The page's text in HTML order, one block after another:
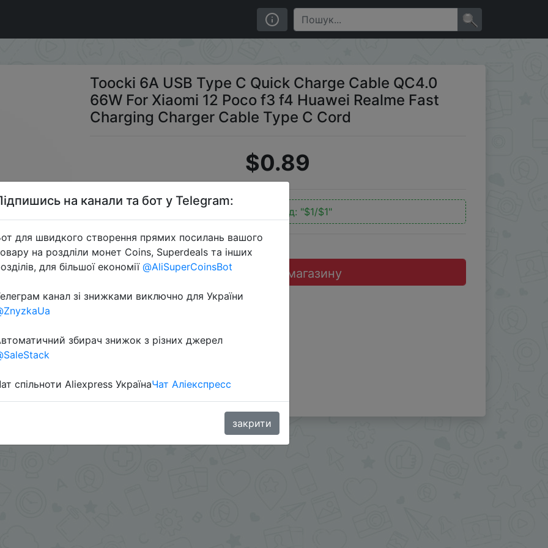
Cable QC4.0 66W For Xiaomi 12 Poco f3 f4 Huawei Realme Fast Charging Charger Cable Type C Cord
Toocki 6A USB Type C Quick Charge Cable QC4.0
66W For Xiaomi 12 Poco f3 f4 Huawei Realme Fast
Charging Charger Cable Type C Cord
$0.89
Промокод: "$1/$1"
Перейти до магазину
%2B8jHVizJO6XY3M2Qy
на канали та бот у Telegram:
для швидкого створення прямих посилань вашого
на роздліли монет Coins, Superdeals та інших
для більшої економії @AliSuperCoinsBot
канал зі знижками виключно для України
збирач знижок з різних джерел
спільноти Aliexpress УкраїнаЧат Аліекспресс
закрити